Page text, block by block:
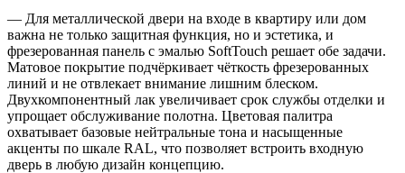
— Для металлической двери на входе в квартиру или дом
важна не только защитная функция, но и эстетика, и
фрезерованная панель с эмалью SoftTouch решает обе задачи.
Матовое покрытие подчёркивает чёткость фрезерованных
линий и не отвлекает внимание лишним блеском.
Двухкомпонентный лак увеличивает срок службы отделки и
упрощает обслуживание полотна. Цветовая палитра
охватывает базовые нейтральные тона и насыщенные
акценты по шкале RAL, что позволяет встроить входную
дверь в любую дизайн концепцию.